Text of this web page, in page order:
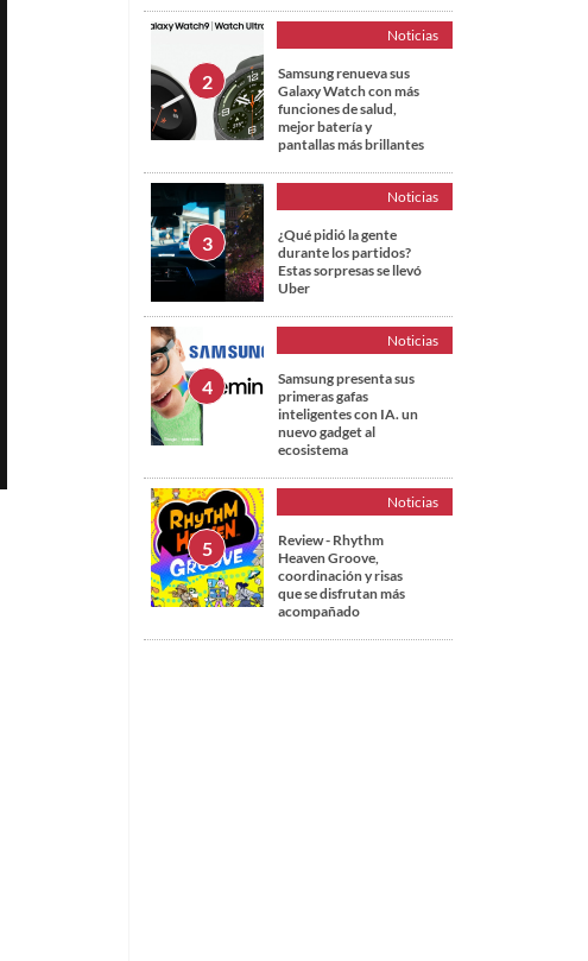
Noticias
Samsung renueva sus
Galaxy Watch con más
funciones de salud,
mejor batería y
pantallas más brillantes
Noticias
¿Qué pidió la gente
durante los partidos?
Estas sorpresas se llevó
Uber
Noticias
Samsung presenta sus
primeras gafas
inteligentes con IA. un
nuevo gadget al
ecosistema
Noticias
Review - Rhythm
Heaven Groove,
coordinación y risas
que se disfrutan más
acompañado